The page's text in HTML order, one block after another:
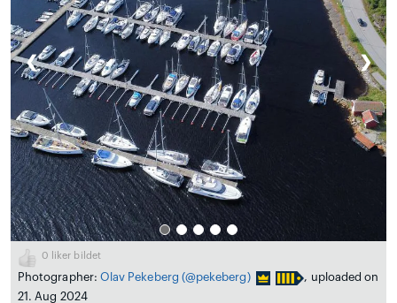
❮ ❯
0 liker bildet
Photographer: Olav Pekeberg (@pekeberg)
, uploaded on
21. Aug 2024